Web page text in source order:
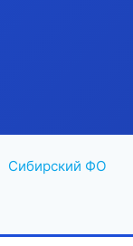
Сибирский ФО